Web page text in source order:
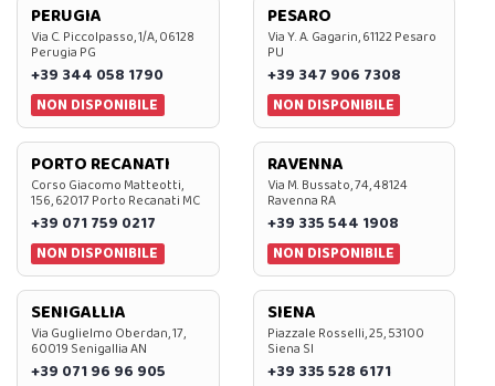
PERUGIA
Via C. Piccolpasso, 1/A, 06128
Perugia PG
+39 344 058 1790
NON DISPONIBILE
PESARO
Via Y. A. Gagarin, 61122 Pesaro
PU
+39 347 906 7308
NON DISPONIBILE
PORTO RECANATI
Corso Giacomo Matteotti,
156, 62017 Porto Recanati MC
+39 071 759 0217
NON DISPONIBILE
RAVENNA
Via M. Bussato, 74, 48124
Ravenna RA
+39 335 544 1908
NON DISPONIBILE
SENIGALLIA
Via Guglielmo Oberdan, 17,
60019 Senigallia AN
+39 071 96 96 905
SIENA
Piazzale Rosselli, 25, 53100
Siena SI
+39 335 528 6171